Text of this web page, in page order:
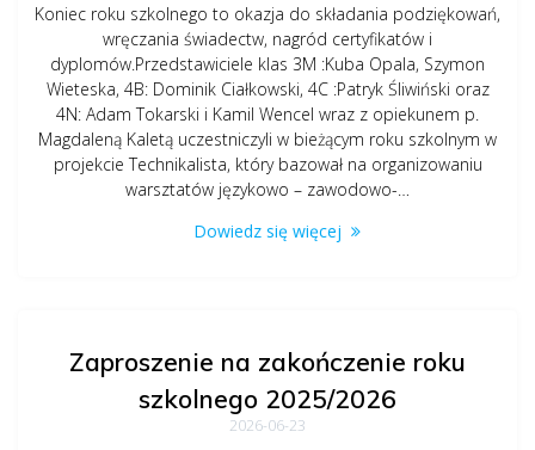
Koniec roku szkolnego to okazja do składania podziękowań,
wręczania świadectw, nagród certyfikatów i
dyplomów.Przedstawiciele klas 3M :Kuba Opala, Szymon
Wieteska, 4B: Dominik Ciałkowski, 4C :Patryk Śliwiński oraz
4N: Adam Tokarski i Kamil Wencel wraz z opiekunem p.
Magdaleną Kaletą uczestniczyli w bieżącym roku szkolnym w
projekcie Technikalista, który bazował na organizowaniu
warsztatów językowo – zawodowo-…
Dowiedz się więcej
Zaproszenie na zakończenie roku
szkolnego 2025/2026
2026-06-23